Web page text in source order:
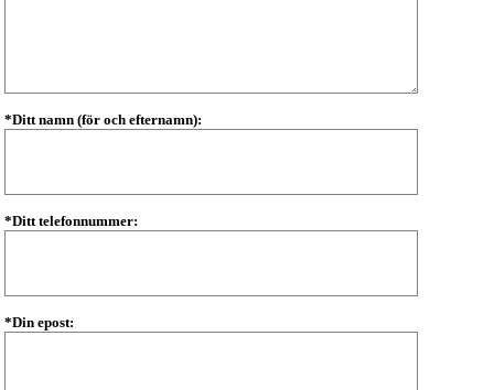
*Ditt namn (för och efternamn):
*Ditt telefonnummer:
*Din epost: